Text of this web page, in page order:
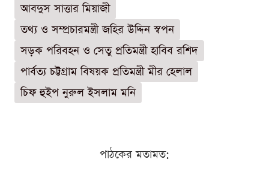
আবদুস সাত্তার মিয়াজী
তথ্য ও সম্প্রচারমন্ত্রী জহির উদ্দিন স্বপন
সড়ক পরিবহন ও সেতু প্রতিমন্ত্রী হাবিব রশিদ
পার্বত্য চট্টগ্রাম বিষয়ক প্রতিমন্ত্রী মীর হেলাল
চিফ হুইপ নুরুল ইসলাম মনি
পাঠকের মতামত: